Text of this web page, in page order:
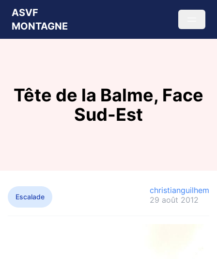
ASVF
MONTAGNE
Tête de la Balme, Face
Sud-Est
Escalade
christianguilhem
29 août 2012